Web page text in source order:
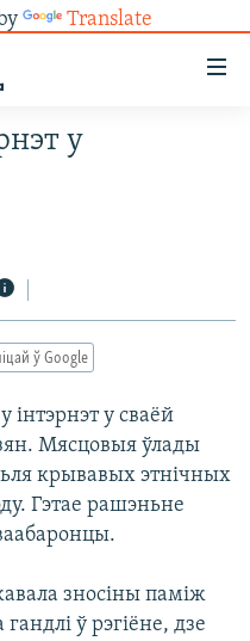
Translate
у
ў Google
інтэрнэт у сваёй
Мясцовыя ўлады
крывавых этнічных
Гэтае рашэньне
зносіны паміж
ў рэгіёне, дзе